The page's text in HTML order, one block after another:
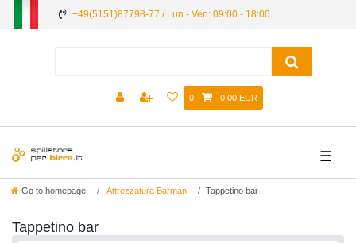
+49(5151)87798-77 / Lun - Ven: 09:00 - 18:00
0 0,00 EUR
☰
Go to homepage Attrezzatura Barman Tappetino bar
Tappetino bar